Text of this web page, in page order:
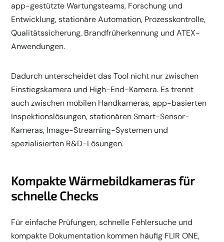
app-gestützte Wartungsteams, Forschung und
Entwicklung, stationäre Automation, Prozesskontrolle,
Qualitätssicherung, Brandfrüherkennung und ATEX-
Anwendungen.
Dadurch unterscheidet das Tool nicht nur zwischen
Einstiegskamera und High-End-Kamera. Es trennt
auch zwischen mobilen Handkameras, app-basierten
Inspektionslösungen, stationären Smart-Sensor-
Kameras, Image-Streaming-Systemen und
spezialisierten R&D-Lösungen.
Kompakte Wärmebildkameras für
schnelle Checks
Für einfache Prüfungen, schnelle Fehlersuche und
kompakte Dokumentation kommen häufig FLIR ONE,